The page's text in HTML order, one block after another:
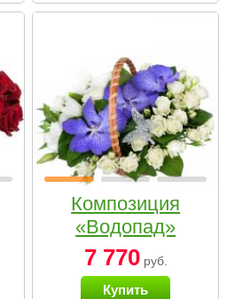
Композиция
«Водопад»
7 770руб.
Купить